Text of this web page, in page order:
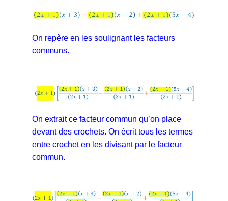
On repère en les soulignant les facteurs
communs.
On extrait ce facteur commun qu’on place
devant des crochets. On écrit tous les termes
entre crochet en les divisant par le facteur
commun.